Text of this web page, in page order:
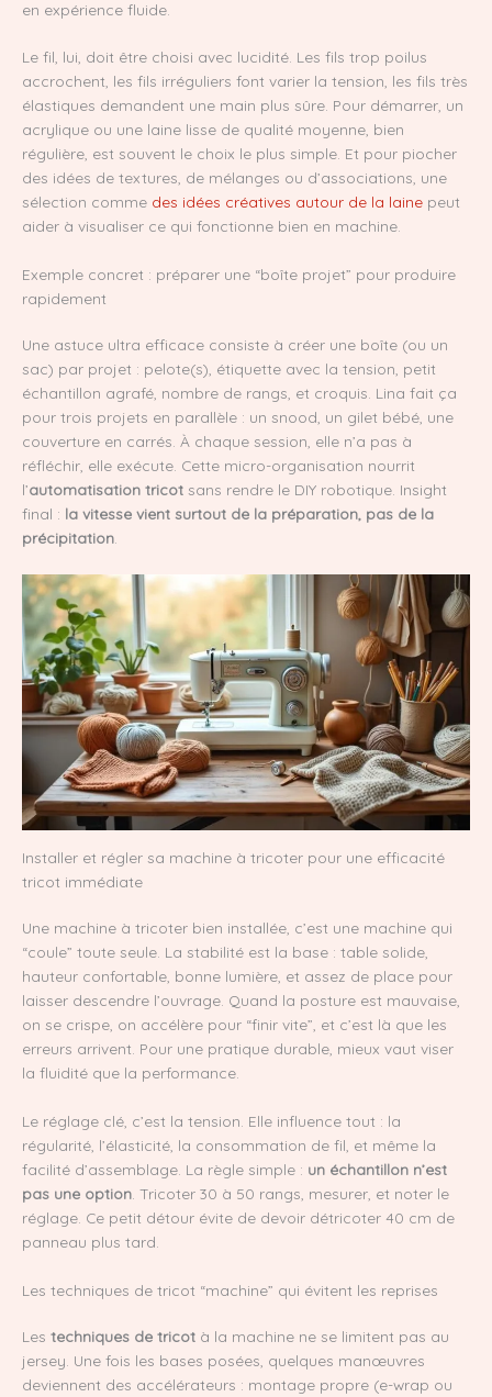
en expérience fluide.
Le fil, lui, doit être choisi avec lucidité. Les fils trop poilus
accrochent, les fils irréguliers font varier la tension, les fils très
élastiques demandent une main plus sûre. Pour démarrer, un
acrylique ou une laine lisse de qualité moyenne, bien
régulière, est souvent le choix le plus simple. Et pour piocher
des idées de textures, de mélanges ou d’associations, une
sélection comme des idées créatives autour de la laine peut
aider à visualiser ce qui fonctionne bien en machine.
Exemple concret : préparer une “boîte projet” pour produire
rapidement
Une astuce ultra efficace consiste à créer une boîte (ou un
sac) par projet : pelote(s), étiquette avec la tension, petit
échantillon agrafé, nombre de rangs, et croquis. Lina fait ça
pour trois projets en parallèle : un snood, un gilet bébé, une
couverture en carrés. À chaque session, elle n’a pas à
réfléchir, elle exécute. Cette micro-organisation nourrit
l’automatisation tricot sans rendre le DIY robotique. Insight
final : la vitesse vient surtout de la préparation, pas de la
précipitation
Installer et régler sa machine à tricoter pour une efficacité
tricot immédiate
Une machine à tricoter bien installée, c’est une machine qui
“coule” toute seule. La stabilité est la base : table solide,
hauteur confortable, bonne lumière, et assez de place pour
laisser descendre l’ouvrage. Quand la posture est mauvaise,
on se crispe, on accélère pour “finir vite”, et c’est là que les
erreurs arrivent. Pour une pratique durable, mieux vaut viser
la fluidité que la performance.
Le réglage clé, c’est la tension. Elle influence tout : la
régularité, l’élasticité, la consommation de fil, et même la
facilité d’assemblage. La règle simple : un échantillon n’est
pas une option . Tricoter 30 à 50 rangs, mesurer, et noter le
réglage. Ce petit détour évite de devoir détricoter 40 cm de
panneau plus tard.
Les techniques de tricot “machine” qui évitent les reprises
Les techniques de tricot à la machine ne se limitent pas au
jersey. Une fois les bases posées, quelques manœuvres
deviennent des accélérateurs : montage propre (e-wrap ou